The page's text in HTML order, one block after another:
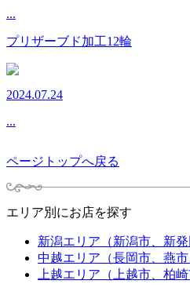
...
プリザーブド加工12輪
2024.07.24
...
ページトップへ戻る
エリア別にお店を探す
新潟エリア（新潟市、新発
中越エリア（長岡市、燕市
上越エリア（上越市、柏崎